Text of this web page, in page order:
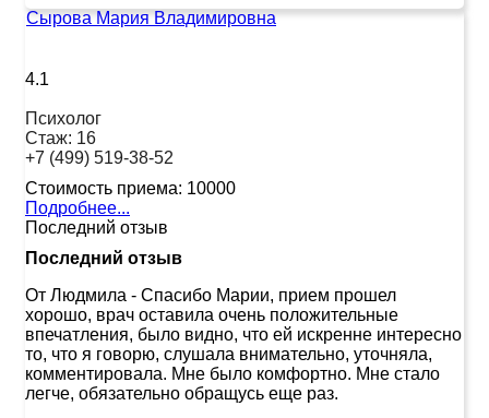
Сырова Мария Владимировна
4.1
Психолог
Стаж: 16
+7 (499) 519-38-52
Стоимость приема: 10000
Подробнее...
Последний отзыв
Последний отзыв
От Людмила - Спасибо Марии, прием прошел
хорошо, врач оставила очень положительные
впечатления, было видно, что ей искренне интересно
то, что я говорю, слушала внимательно, уточняла,
комментировала. Мне было комфортно. Мне стало
легче, обязательно обращусь еще раз.